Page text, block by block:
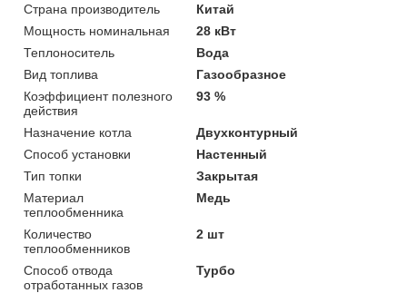
Страна производитель
Китай
Мощность номинальная
28 кВт
Теплоноситель
Вода
Вид топлива
Газообразное
Коэффициент полезного
действия
93 %
Назначение котла
Двухконтурный
Способ установки
Настенный
Тип топки
Закрытая
Материал
теплообменника
Медь
Количество
теплообменников
2 шт
Способ отвода
отработанных газов
Турбо